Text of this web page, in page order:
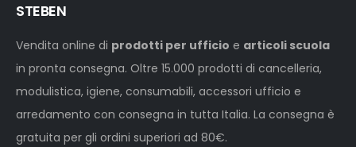
STEBEN
Vendita online di prodotti per ufficio e articoli scuola
in pronta consegna. Oltre 15.000 prodotti di cancelleria,
modulistica, igiene, consumabili, accessori ufficio e
arredamento con consegna in tutta Italia. La consegna è
gratuita per gli ordini superiori ad 80€.